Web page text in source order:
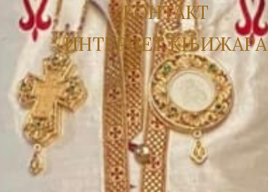
КОНТАКТ
ИНТЕРНЕТ КЊИЖАРА